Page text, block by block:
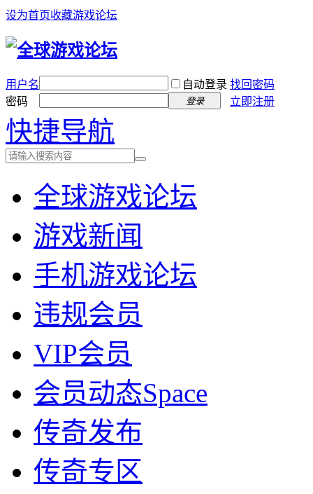
设为首页收藏游戏论坛
用户名 自动登录 找回密码
密码
登录 立即注册
快捷导航
全球游戏论坛
游戏新闻
手机游戏论坛
违规会员
VIP会员
会员动态Space
传奇发布
传奇专区